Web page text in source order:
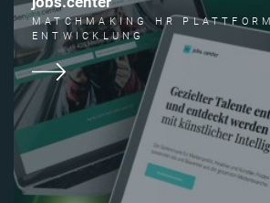
MATCHMAKING HR PLATTFORM
ENTWICKLUNG